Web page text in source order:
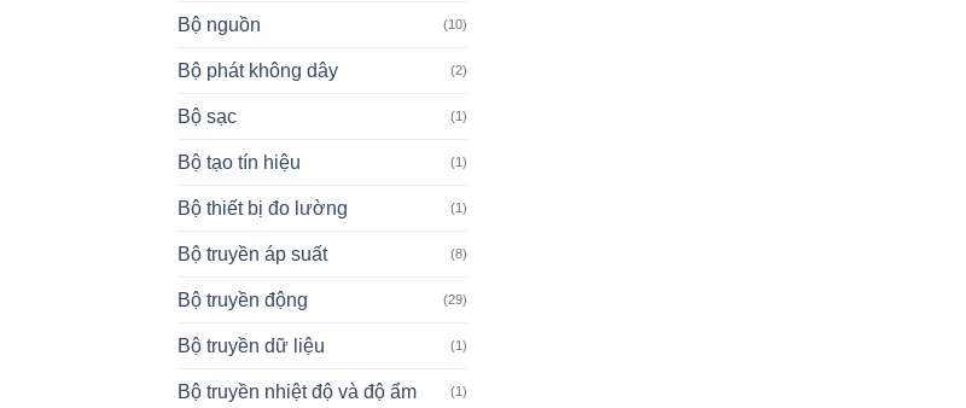
Bộ nguồn (10)
Bộ phát không dây (2)
Bộ sạc (1)
Bộ tạo tín hiệu (1)
Bộ thiết bị đo lường (1)
Bộ truyền áp suất (8)
Bộ truyền động (29)
Bộ truyền dữ liệu (1)
Bộ truyền nhiệt độ và độ ẩm (1)